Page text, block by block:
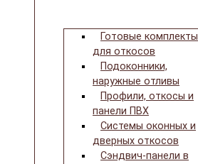
Готовые комплекты
для откосов
Подоконники,
наружные отливы
Профили, откосы и
панели ПВХ
Системы оконных и
дверных откосов
Сэндвич-панели в